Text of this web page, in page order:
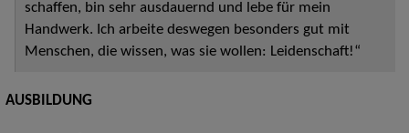
schaffen, bin sehr ausdauernd und lebe für mein
Handwerk. Ich arbeite deswegen besonders gut mit
Menschen, die wissen, was sie wollen: Leidenschaft!“
AUSBILDUNG